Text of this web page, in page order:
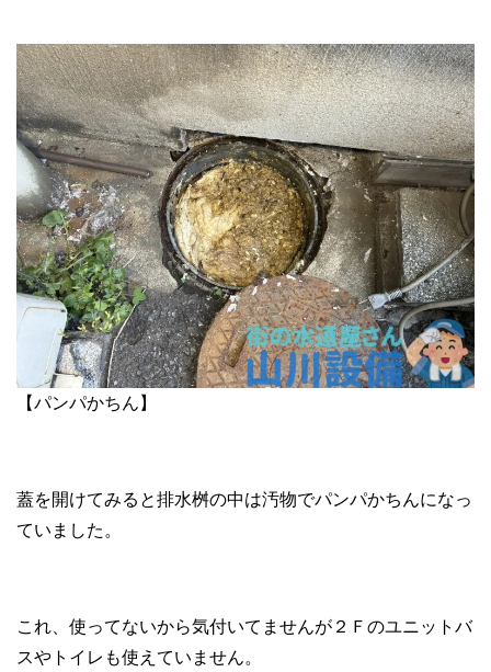
【パンパかちん】
蓋を開けてみると排水桝の中は汚物でパンパかちんになっ
ていました。
これ、使ってないから気付いてませんが２Ｆのユニットバ
スやトイレも使えていません。